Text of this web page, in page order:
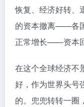
恢复、经济好转
的资本撤离——各
正常增长——资本
在这个全球经济不
好，作为世界头号
的。兜兜转转一圈